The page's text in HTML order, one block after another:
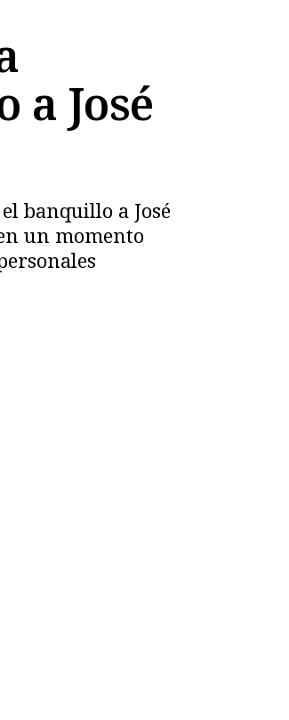
a José
banquillo a José
un momento